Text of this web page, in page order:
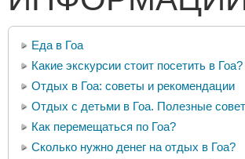
Еда в Гоа
Какие экскурсии стоит посетить в Гоа?
Отдых в Гоа: советы и рекомендации
Отдых с детьми в Гоа. Полезные
Как перемещаться по Гоа?
Сколько нужно денег на отдых в Гоа?